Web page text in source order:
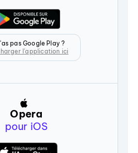
pas Google Play ?
l'application ici
Opera
pour iOS